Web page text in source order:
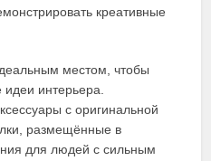
креативные
местом, чтобы
идеи интерьера.
с оригинальной
размещённые в
для людей с сильным